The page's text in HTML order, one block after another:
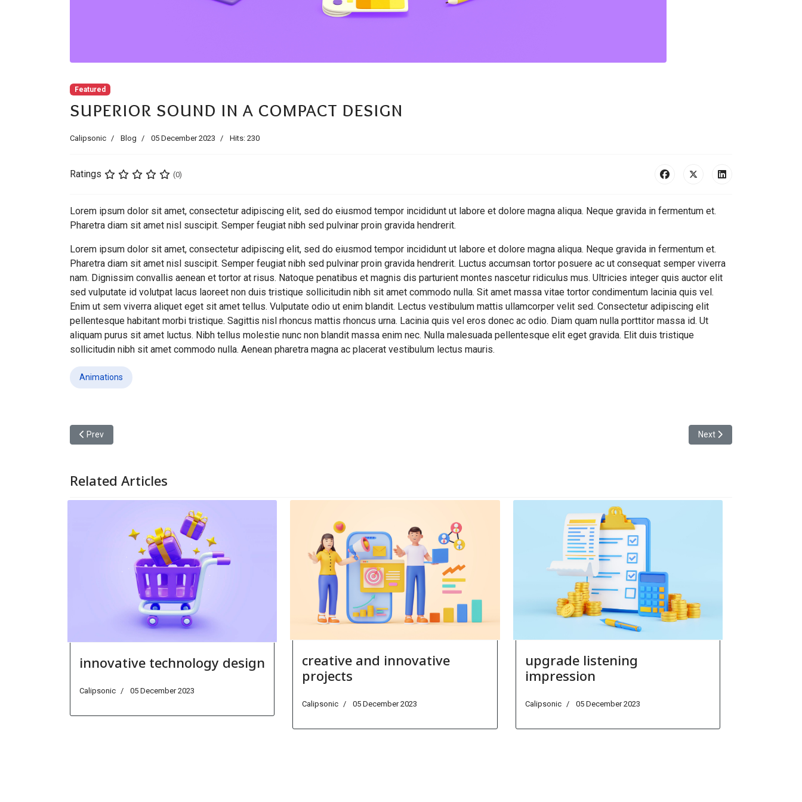
Featured
superior sound in a compact design
Calipsonic Blog 05 December 2023 Hits: 230
Ratings (0)
Lorem ipsum dolor sit amet, consectetur adipiscing elit, sed do eiusmod tempor incididunt ut labore et dolore magna aliqua. Neque gravida in fermentum et.
Pharetra diam sit amet nisl suscipit. Semper feugiat nibh sed pulvinar proin gravida hendrerit.
Lorem ipsum dolor sit amet, consectetur adipiscing elit, sed do eiusmod tempor incididunt ut labore et dolore magna aliqua. Neque gravida in fermentum et.
Pharetra diam sit amet nisl suscipit. Semper feugiat nibh sed pulvinar proin gravida hendrerit. Luctus accumsan tortor posuere ac ut consequat semper viverra
nam. Dignissim convallis aenean et tortor at risus. Natoque penatibus et magnis dis parturient montes nascetur ridiculus mus. Ultricies integer quis auctor elit
sed vulputate id volutpat lacus laoreet non duis tristique sollicitudin nibh sit amet commodo nulla. Sit amet massa vitae tortor condimentum lacinia quis vel.
Enim ut sem viverra aliquet eget sit amet tellus. Vulputate odio ut enim blandit. Lectus vestibulum mattis ullamcorper velit sed. Consectetur adipiscing elit
pellentesque habitant morbi tristique. Sagittis nisl rhoncus mattis rhoncus urna. Lacinia quis vel eros donec ac odio. Diam quam nulla porttitor massa id. Ut
aliquam purus sit amet luctus. Nibh tellus molestie nunc non blandit massa enim nec. Nulla malesuada pellentesque elit eget gravida. Elit duis tristique
sollicitudin nibh sit amet commodo nulla. Aenean pharetra magna ac placerat vestibulum lectus mauris.
Animations
Previous article: upgrade listening impression
Prev Next article: do small
Next
Related Articles
innovative technology design
Calipsonic 05 December 2023
creative and innovative
projects
Calipsonic 05 December 2023
upgrade listening
impression
Calipsonic 05 December 2023